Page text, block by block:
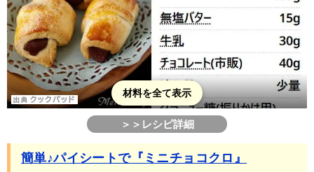
材料を全て表示
＞＞レシピ詳細
簡単♪パイシートで『ミニチョコクロ』